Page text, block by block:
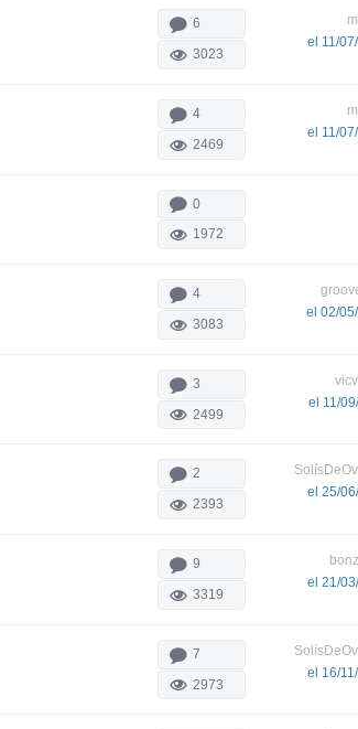
6
3023
el 11/
4
2469
el 11/
0
1972
4
3083
el 02/
3
2499
el 11/
2
2393
el 25/
9
3319
el 21/
7
2973
el 16/